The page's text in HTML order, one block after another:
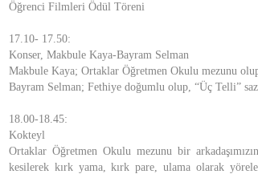
Öğrenci Filmleri Ödül Töreni
17.10- 17.50:
Konser, Makbule Kaya-Bayram Selman
Makbule Kaya; Ortaklar Öğretmen Okulu mezunu
Bayram Selman; Fethiye doğumlu olup, “Üç Telli”
18.00-18.45:
Kokteyl
Ortaklar Öğretmen Okulu mezunu bir
kesilerek kırk yama, kırk pare, ulama olarak